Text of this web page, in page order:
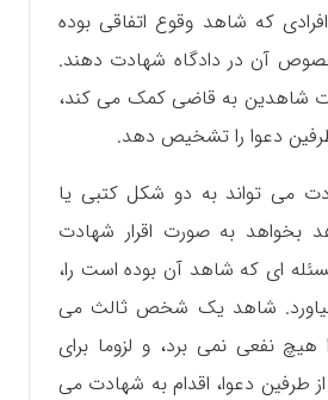
که شاهد وقوع اتفاقی بوده
خصوص آن‌ در دادگاه شهادت دهند.
شاهدین به قاضی کمک می کند،
دعوا را تشخیص دهد‌.
می تواند به دو شکل کتبی یا
بخواهد به صورت اقرار شهادت
ای که شاهد آن بوده است را،
بیاورد. شاهد یک شخص ثالث می
هیچ نفعی نمی برد، و لزوما برای
طرفین دعوا، اقدام به شهادت می